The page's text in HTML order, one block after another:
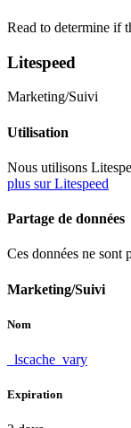
Read to determine if
Litespeed
Marketing/Suivi
Utilisation
Nous utilisons
plus sur Litespeed
Partage de données
Ces données ne sont
Marketing/Suivi
Nom
_lscache_vary
Expiration